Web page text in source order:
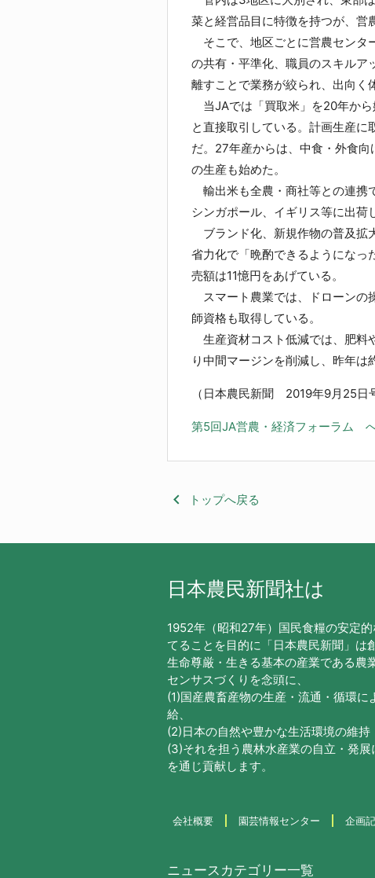
菜と経営品目に特徴を持つが、営
そこで、地区ごとに営農センタ
の共有・平準化、職員のスキルア
離すことで業務が絞られ、出向く
当JAでは「買取米」を20年か
と直接取引している。計画生産
だ。27年産からは、中食・外食向
の生産も始めた。
輸出米も全農・商社等との連携
シンガポール、イギリス等に出荷
ブランド化、新規作物の普及拡
省力化で「晩酌できるようにな
売額は11憶円をあげている。
スマート農業では、ドローンの
師資格も取得している。
生産資材コスト低減では、肥料
り中間マージンを削減し、昨年は
（日本農民新聞 2019年9月25日
第5回JA営農・経済フォーラム
keyboard_arrow_left トップへ戻る
日本農民新聞社は
1952年（昭和27年）国民食糧の安定
てることを目的に「日本農民新聞」は
生命尊厳・生きる基本の産業である農
センサスづくりを念頭に、
(1)国産農畜産物の生産・流通・循環に
給、
(2)日本の自然や豊かな生活環境の維持
(3)それを担う農林水産業の自立・発
を通じ貢献します。
会社概要 園芸情報センター 企画
ニュースカテゴリー一覧